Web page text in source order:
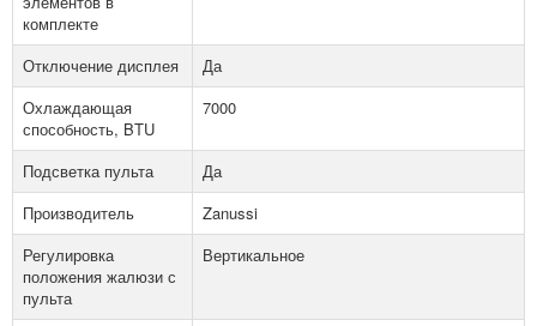
комплекте
Отключение дисплея
Да
Охлаждающая
способность, BTU
7000
Подсветка пульта
Да
Производитель
Zanussi
Регулировка
положения жалюзи с
пульта
Вертикальное